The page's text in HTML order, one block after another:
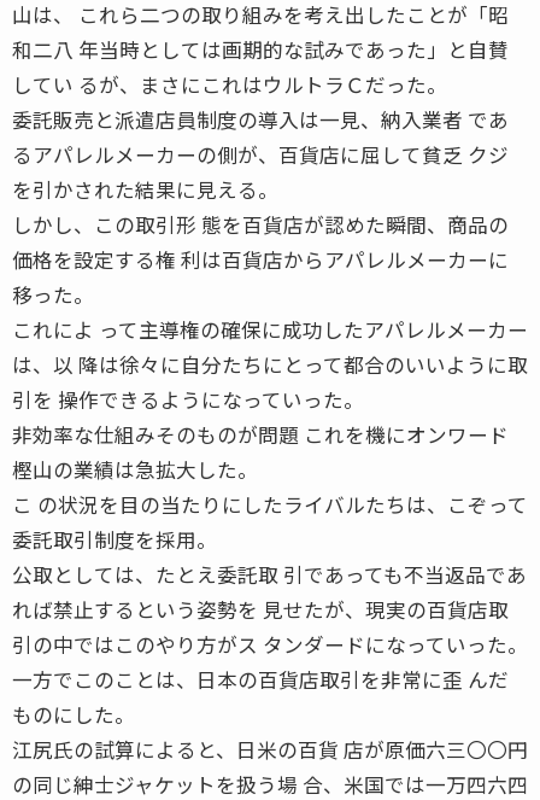
山は、 これら二つの取り組みを考え出したことが「昭
和二八 年当時としては画期的な試みであった」と自賛
してい るが、まさにこれはウルトラＣだった。
委託販売と派遣店員制度の導入は一見、納入業者 であ
るアパレルメーカーの側が、百貨店に屈して貧乏 クジ
を引かされた結果に見える。
しかし、この取引形 態を百貨店が認めた瞬間、商品の
価格を設定する権 利は百貨店からアパレルメーカーに
移った。
これによ って主導権の確保に成功したアパレルメーカー
は、以 降は徐々に自分たちにとって都合のいいように取
引を 操作できるようになっていった。
非効率な仕組みそのものが問題 これを機にオンワード
樫山の業績は急拡大した。
こ の状況を目の当たりにしたライバルたちは、こぞって
委託取引制度を採用。
公取としては、たとえ委託取 引であっても不当返品であ
れば禁止するという姿勢を 見せたが、現実の百貨店取
引の中ではこのやり方がス タンダードになっていった。
一方でこのことは、日本の百貨店取引を非常に歪 んだ
ものにした。
江尻氏の試算によると、日米の百貨 店が原価六三〇〇円
の同じ紳士ジャケットを扱う場 合、米国では一万四六四